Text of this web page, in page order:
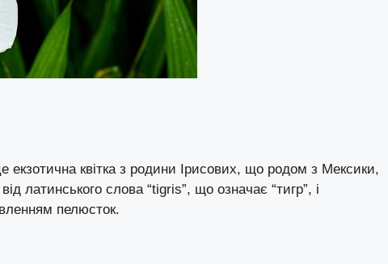
екзотична квітка з родини Ірисових, що родом з Мексики,
латинського слова “tigris”, що означає “тигр”, і
пелюсток.